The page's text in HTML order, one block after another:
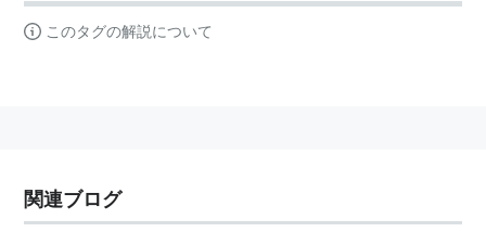
このタグの解説について
関連ブログ